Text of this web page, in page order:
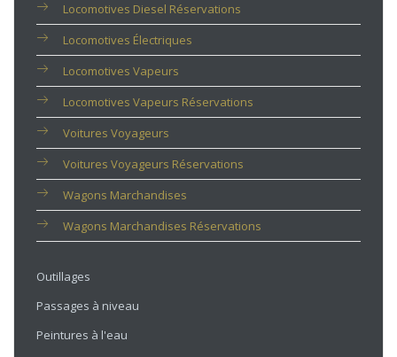
Locomotives Diesel Réservations
Locomotives Électriques
Locomotives Vapeurs
Locomotives Vapeurs Réservations
Voitures Voyageurs
Voitures Voyageurs Réservations
Wagons Marchandises
Wagons Marchandises Réservations
Outillages
Passages à niveau
Peintures à l'eau